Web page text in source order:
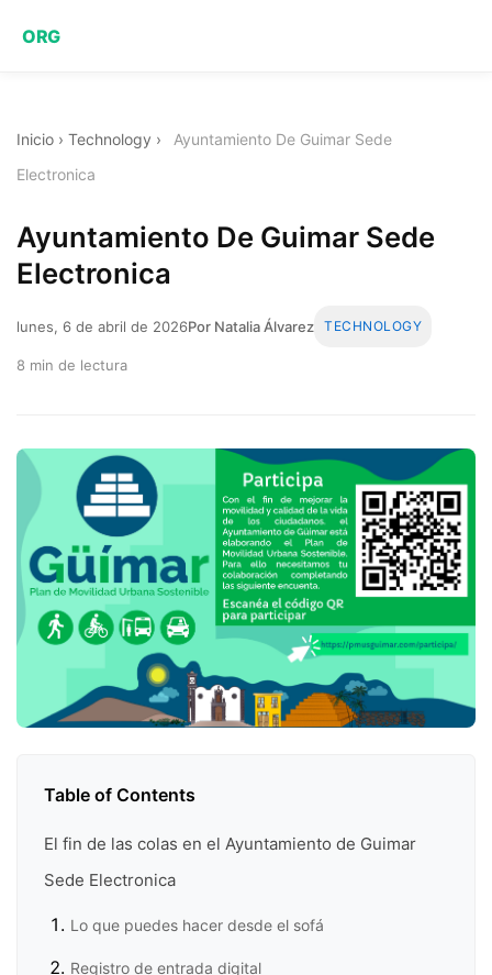
ORG
Inicio › Technology ›
Ayuntamiento De Guimar Sede
Electronica
Ayuntamiento De Guimar Sede
Electronica
lunes, 6 de abril de 2026Por Natalia Álvarez TECHNOLOGY
8 min de lectura
Table of Contents
El fin de las colas en el Ayuntamiento de Guimar
Sede Electronica
Lo que puedes hacer desde el sofá
Registro de entrada digital